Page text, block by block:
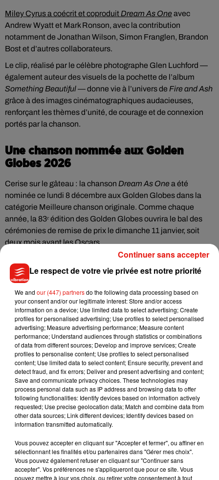
Miley Cyrus a coécrit et coproduit Dream As Oneavec
Andrew Wyatt et Mark Ronson, avec la contribution
notamment de Jonathan Wilson, Simon Franglen, Brandon
Bost et d’autres collaborateurs.
Le clip, réalisé par le célèbre photographe Glen Luchford —
également auteur des visuels de la pochette de l’album
Something Beautiful— donne vie à l’univers de Fire and Ash
grâce à des images cinématographiques audacieuses,
renforçant les thèmes d’unité, de courage et de connexion
portés par la chanson.
Une chanson nommée aux Golden
Globes 2026
Cerise sur le gâteau : la chanson Dream As Onea été
nominée ce lundi 8 décembre aux Golden Globes dans la
catégorie Meilleure chanson originale. Comme chaque
année, la 83ᵉ édition des Golden Globes ouvrira le bal des
cérémonies de remise de prix le dimanche 11 janvier, soit
deux mois avant les Oscars.
Musique
Le respect de votre vie privée est notre priorité
We and our (447) partnersdo the following data processing based on
your consent and/or our legitimate interest: Store and/or access
information on a device; Use limited data to select advertising; Create
profiles for personalised advertising; Use profiles to select personalised
advertising; Measure advertising performance; Measure content
performance; Understand audiences through statistics or combinations
of data from different sources; Develop and improve services; Create
profiles to personalise content; Use profiles to select personalised
content; Use limited data to select content; Ensure security, prevent and
detect fraud, and fix errors; Deliver and present advertising and content;
Save and communicate privacy choices. These technologies may
process personal data such as IP address and browsing data to offer
following functionalities: Identify devices based on information actively
requested; Use precise geolocation data; Match and combine data from
other data sources; Link different devices; Identify devices based on
information transmitted automatically.
Vous pouvez accepter en cliquant sur "Accepter et fermer", ou affiner en
sélectionnant les finalités et/ou partenaires dans "Gérer mes choix".
Vous pouvez également refuser en cliquant sur "Continuer sans
accepter". Vos préférences ne s'appliqueront que pour ce site. Vous
pouvez mettre à jour vos choix, ou retirer votre consentement à tout
Continuer sans accepter